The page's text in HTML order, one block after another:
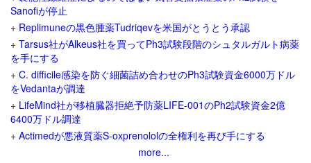
Sanofiが停止
+ Replimuneの黒色腫薬Tudriqevを米国がとうとう承認
+ Tarsus社がAlkeus社を買ってPh3試験段階のシュタルガルト病薬
を手にする
+ C. difficile感染を防ぐ細菌詰め合わせのPh3試験資金6000万ドル
をVedantaが調達
+ LifeMind社が移植臓器拒絶予防薬LIFE-001のPh2試験資金2億
6400万ドル調達
+ Actimedが悪液質薬S-oxprenololの全権利を再び手にする
more...